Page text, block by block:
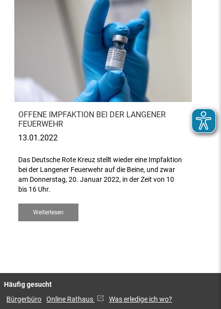
OFFENE IMPFAKTION BEI DER LANGENER
FEUERWEHR
13.01.2022
Das Deutsche Rote Kreuz stellt wieder eine Impfaktion
bei der Langener Feuerwehr auf die Beine, und zwar
am Donnerstag, 20. Januar 2022, in der Zeit von 10
bis 16 Uhr.
Weiterlesen
Häufig gesucht
Bürgerbüro Online Rathaus
Was erledige ich wo?